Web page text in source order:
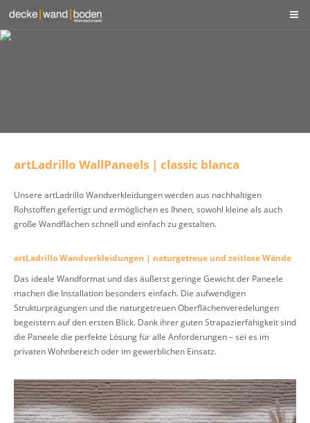
artLadrillo WallPaneels | classic blanca
Unsere artLadrillo Wandverkleidungen werden aus nachhaltigen
Rohstoffen gefertigt und ermöglichen es Ihnen, sowohl kleine als auch
große Wandflächen schnell und einfach zu gestalten.
artLadrillo Wandverkleidungen | naturgetreue und zeitlose Wände
Das ideale Wandformat und das äußerst geringe Gewicht der Paneele
machen die Installation besonders einfach. Die aufwendigen
Strukturprägungen und die naturgetreuen Oberflächenveredelungen
begeistern auf den ersten Blick. Dank ihrer guten Strapazierfähigkeit sind
die Paneele die perfekte Lösung für alle Anforderungen – sei es im
privaten Wohnbereich oder im gewerblichen Einsatz.